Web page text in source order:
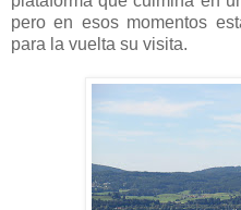
pero en esos momentos
para la vuelta su visita.